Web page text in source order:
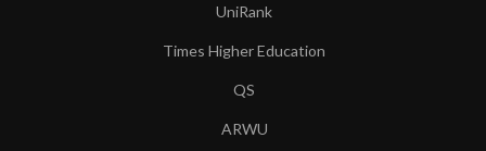
UniRank
Times Higher Education
QS
ARWU